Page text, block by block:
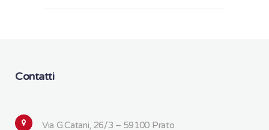
Contatti
Via G.Catani, 26/3 – 59100 Prato